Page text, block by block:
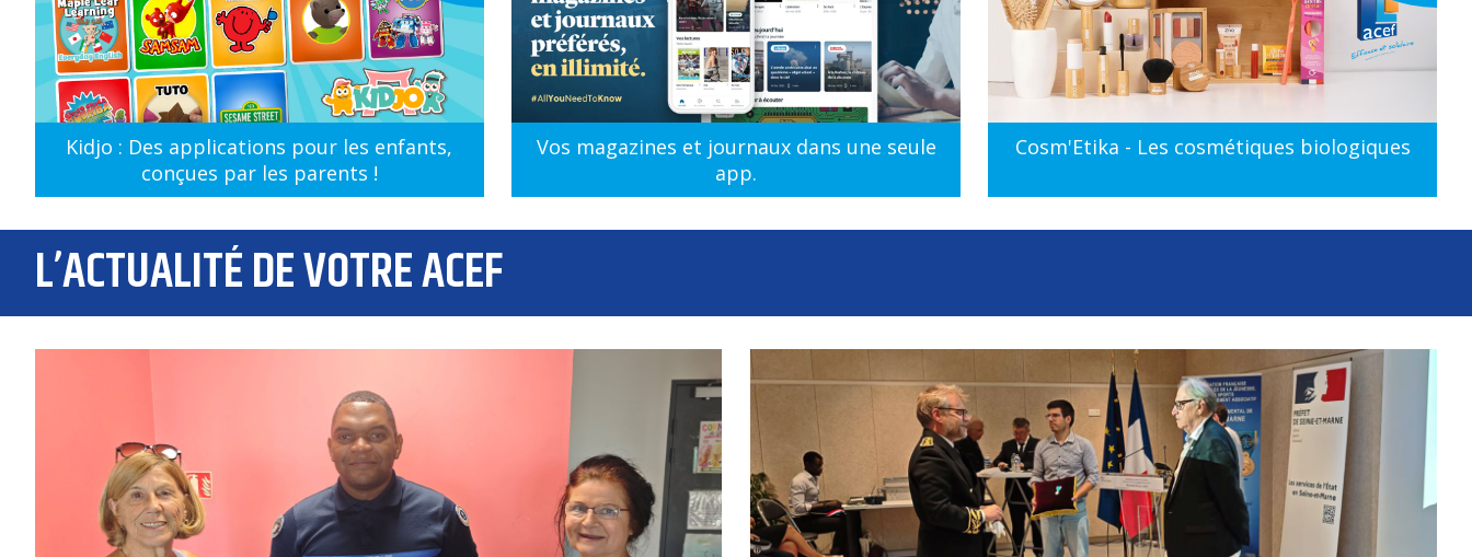
Kidjo : Des applications pour les enfants,
conçues par les parents !
Vos magazines et journaux dans une seule
app.
Cosm'Etika - Les cosmétiques biologiques
L’ACTUALITÉ DE VOTRE ACEF